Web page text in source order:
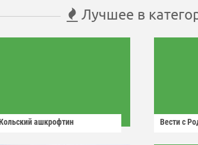
Лучшее в
ашкрофтин Вести с